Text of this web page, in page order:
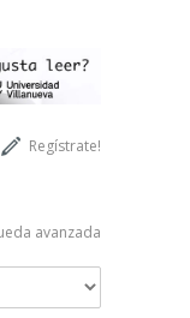
Regístrate!
avanzada